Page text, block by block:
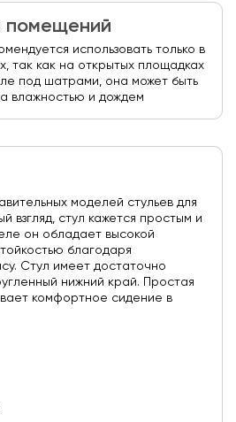
помещений
использовать только в
так как на открытых площадках
под шатрами, она может быть
влажностью и дождем
моделей стульев для
взгляд, стул кажется простым и
он обладает высокой
благодаря
Стул имеет достаточно
нижний край. Простая
комфортное сидение в